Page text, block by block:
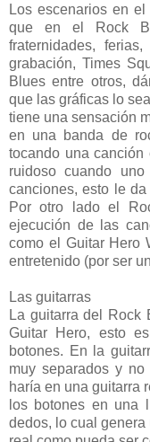
Los escenarios en
que en el Rock
fraternidades,
grabación, Times
Blues entre otros,
que las gráficas lo
tiene una sensación
en una banda de
tocando una
ruidoso cuando
canciones, esto le
Por otro lado el
ejecución de las
como el Guitar Hero
entretenido (por ser
Las guitarras
La guitarra del Rock
Guitar Hero, esto
botones. En la
muy separados y
haría en una guitarra
los botones en una
dedos, lo cual